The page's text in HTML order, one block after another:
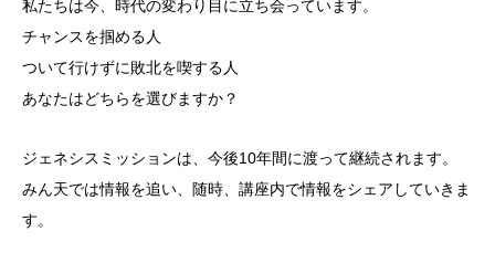
私たちは今、時代の変わり目に立ち会っています。
チャンスを掴める人
ついて行けずに敗北を喫する人
あなたはどちらを選びますか？
ジェネシスミッションは、今後10年間に渡って継続されます。
みん天では情報を追い、随時、講座内で情報をシェアしていきま
す。